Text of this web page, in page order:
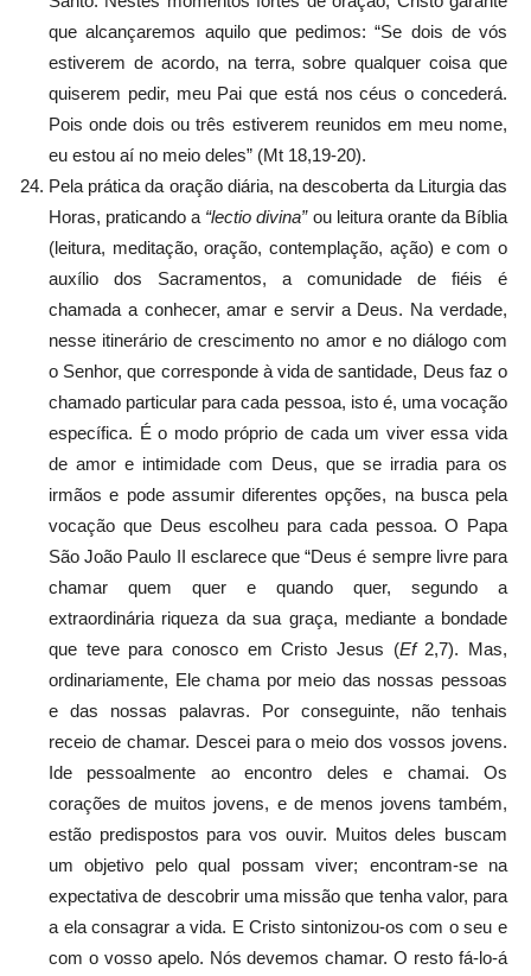
que alcançaremos aquilo que pedimos: “Se dois de vós
estiverem de acordo, na terra, sobre qualquer coisa que
quiserem pedir, meu Pai que está nos céus o concederá.
Pois onde dois ou três estiverem reunidos em meu nome,
eu estou aí no meio deles” (Mt 18,19-20).
Pela prática da oração diária, na descoberta da Liturgia das
Horas, praticando a “lectio divina”ou leitura orante da Bíblia
(leitura, meditação, oração, contemplação, ação) e com o
auxílio dos Sacramentos, a comunidade de fiéis é
chamada a conhecer, amar e servir a Deus. Na verdade,
nesse itinerário de crescimento no amor e no diálogo com
o Senhor, que corresponde à vida de santidade, Deus faz o
chamado particular para cada pessoa, isto é, uma vocação
específica. É o modo próprio de cada um viver essa vida
de amor e intimidade com Deus, que se irradia para os
irmãos e pode assumir diferentes opções, na busca pela
vocação que Deus escolheu para cada pessoa. O Papa
São João Paulo II esclarece que “Deus é sempre livre para
chamar quem quer e quando quer, segundo a
extraordinária riqueza da sua graça, mediante a bondade
que teve para conosco em Cristo Jesus (Ef2,7). Mas,
ordinariamente, Ele chama por meio das nossas pessoas
e das nossas palavras. Por conseguinte, não tenhais
receio de chamar. Descei para o meio dos vossos jovens.
Ide pessoalmente ao encontro deles e chamai. Os
corações de muitos jovens, e de menos jovens também,
estão predispostos para vos ouvir. Muitos deles buscam
um objetivo pelo qual possam viver; encontram-se na
expectativa de descobrir uma missão que tenha valor, para
a ela consagrar a vida. E Cristo sintonizou-os com o seu e
com o vosso apelo. Nós devemos chamar. O resto fá-lo-á